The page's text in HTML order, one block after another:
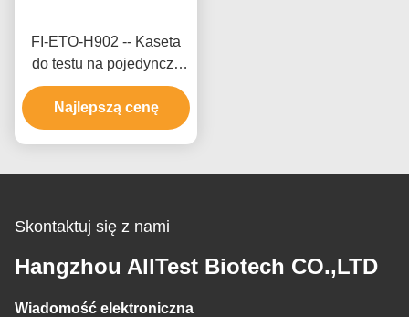
FI-ETO-H902 -- Kaseta
do testu na pojedynczy
narkotyk - Etomidat (ETO)
(Włosy)
Najlepszą cenę
Skontaktuj się z nami
Hangzhou AllTest Biotech CO.,LTD
Wiadomość elektroniczna